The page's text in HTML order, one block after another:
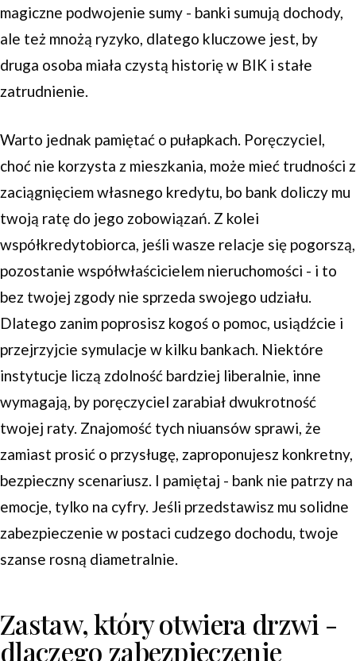
magiczne podwojenie sumy - banki sumują dochody,
ale też mnożą ryzyko, dlatego kluczowe jest, by
druga osoba miała czystą historię w BIK i stałe
zatrudnienie.
Warto jednak pamiętać o pułapkach. Poręczyciel,
choć nie korzysta z mieszkania, może mieć trudności z
zaciągnięciem własnego kredytu, bo bank doliczy mu
twoją ratę do jego zobowiązań. Z kolei
współkredytobiorca, jeśli wasze relacje się pogorszą,
pozostanie współwłaścicielem nieruchomości - i to
bez twojej zgody nie sprzeda swojego udziału.
Dlatego zanim poprosisz kogoś o pomoc, usiądźcie i
przejrzyjcie symulacje w kilku bankach. Niektóre
instytucje liczą zdolność bardziej liberalnie, inne
wymagają, by poręczyciel zarabiał dwukrotność
twojej raty. Znajomość tych niuansów sprawi, że
zamiast prosić o przysługę, zaproponujesz konkretny,
bezpieczny scenariusz. I pamiętaj - bank nie patrzy na
emocje, tylko na cyfry. Jeśli przedstawisz mu solidne
zabezpieczenie w postaci cudzego dochodu, twoje
szanse rosną diametralnie.
Zastaw, który otwiera drzwi -
dlaczego zabezpieczenie